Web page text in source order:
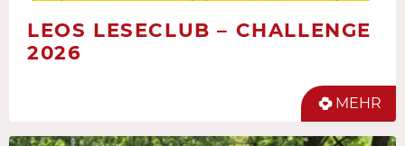
LEOS LESECLUB – CHALLENGE
2026
MEHR